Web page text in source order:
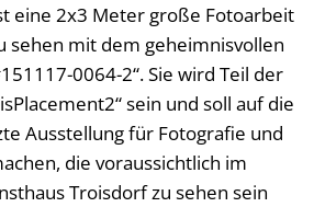
eine 2x3 Meter große Fotoarbeit
sehen mit dem geheimnisvollen
0064-2“. Sie wird Teil der
sein und soll auf die
Ausstellung für Fotografie und
die voraussichtlich im
Troisdorf zu sehen sein